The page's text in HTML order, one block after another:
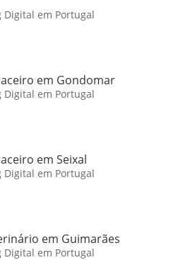
em Portugal
em Gondomar
em Portugal
em Seixal
em Portugal
em Guimarães
em Portugal